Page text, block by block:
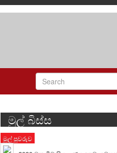
මුල් බිස්ස
මුල් පුවරුව